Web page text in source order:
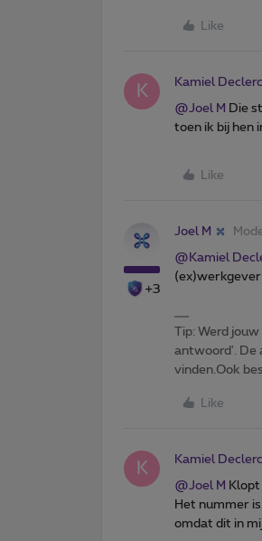
Like
K Kamiel
@Joel M Die
toen ik bij hen
Like
+3
Joel M
@Kamiel
Tip: Werd
antwoord'. De
vinden.Ook
Like
K Kamiel
@Joel M Klopt
Het nummer
omdat dit in